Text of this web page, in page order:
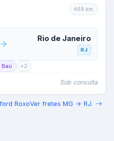
469 km
Rio de Janeiro
RJ
Baú +2
Sob consulta
RoxoVer fretes MG → RJ